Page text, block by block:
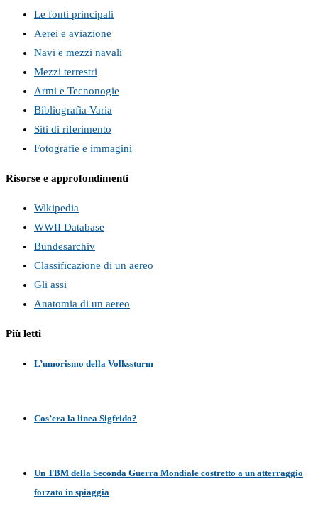
Le fonti principali
Aerei e aviazione
Navi e mezzi navali
Mezzi terrestri
Armi e Tecnonogie
Bibliografia Varia
Siti di riferimento
Fotografie e immagini
Risorse e approfondimenti
Wikipedia
WWII Database
Bundesarchiv
Classificazione di un aereo
Gli assi
Anatomia di un aereo
Più letti
L’umorismo della Volkssturm
Cos’era la linea Sigfrido?
Un TBM della Seconda Guerra Mondiale costretto a un atterraggio
forzato in spiaggia